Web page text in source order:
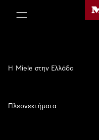
Η Miele στην Ελλάδα
Πλεονεκτήματα